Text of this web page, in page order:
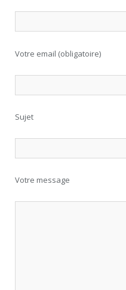
Votre email (obligatoire)
Sujet
Votre message